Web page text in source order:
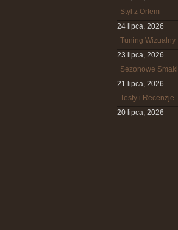
Styl z Orłem
24 lipca, 2026
Tuning Wizualny
23 lipca, 2026
Sezonowe Smaki
21 lipca, 2026
Testy i Recenzje
20 lipca, 2026